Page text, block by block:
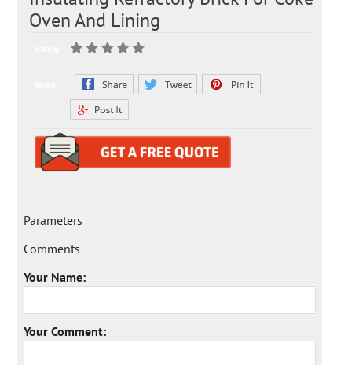
Oven And Lining
Parameters
Comments
Your Name:
Your Comment: